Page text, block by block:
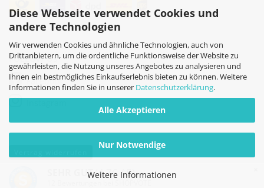
Diese Webseite verwendet Cookies und
andere Technologien
Wir verwenden Cookies und ähnliche Technologien, auch von
Drittanbietern, um die ordentliche Funktionsweise der Website zu
gewährleisten, die Nutzung unseres Angebotes zu analysieren und
Ihnen ein bestmögliches Einkaufserlebnis bieten zu können. Weitere
Informationen finden Sie in unserer Datenschutzerklärung.
Alle Akzeptieren
Nur Notwendige
Weitere Informationen
FOLLOW US
Facebook
SEHR GUT(4.76 / 5)